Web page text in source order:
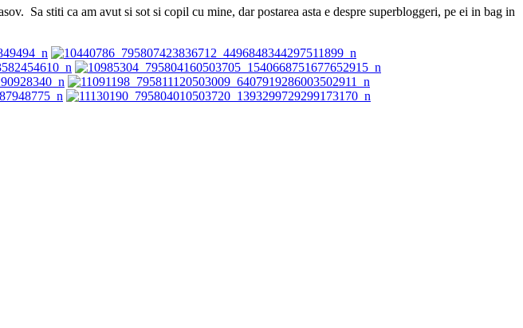
Sa stiti ca am avut si sot si copil cu mine, dar postarea asta e despre superbloggeri, pe ei in bag in